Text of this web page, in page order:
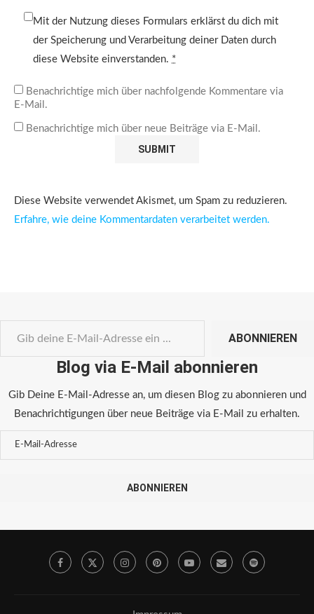
Mit der Nutzung dieses Formulars erklärst du dich mit
der Speicherung und Verarbeitung deiner Daten durch
diese Website einverstanden. *
Benachrichtige mich über nachfolgende Kommentare via
E-Mail.
Benachrichtige mich über neue Beiträge via E-Mail.
Diese Website verwendet Akismet, um Spam zu reduzieren.
Erfahre, wie deine Kommentardaten verarbeitet werden.
ABONNIEREN
Blog via E-Mail abonnieren
Gib Deine E-Mail-Adresse an, um diesen Blog zu abonnieren und
Benachrichtigungen über neue Beiträge via E-Mail zu erhalten.
ABONNIEREN